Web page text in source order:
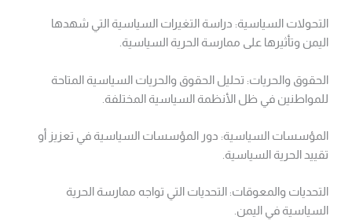
التحولات السياسية: دراسة التغيرات السياسية التي شهدها
اليمن وتأثيرها على ممارسة الحرية السياسية.
الحقوق والحريات: تحليل الحقوق والحريات السياسية المتاحة
للمواطنين في ظل الأنظمة السياسية المختلفة.
المؤسسات السياسية: دور المؤسسات السياسية في تعزيز أو
تقييد الحرية السياسية.
التحديات والمعوقات: التحديات التي تواجه ممارسة الحرية
السياسية في اليمن.